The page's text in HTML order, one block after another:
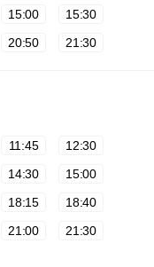
15:00
15:30
20:50 21:30
11:45
12:30
14:30
15:00
18:15
18:40
21:00
21:30